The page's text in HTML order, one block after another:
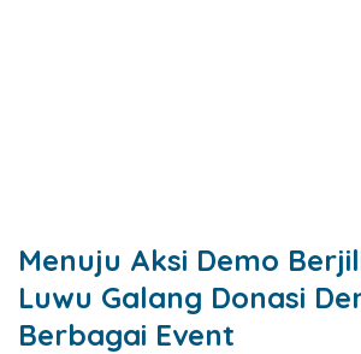
Menuju Aksi Demo
Luwu Galang Donasi
Berbagai Event